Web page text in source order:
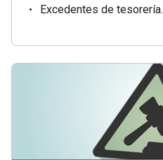
Excedentes de tesorería.